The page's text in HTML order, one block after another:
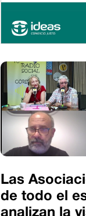
Las
de todo el
analizan la